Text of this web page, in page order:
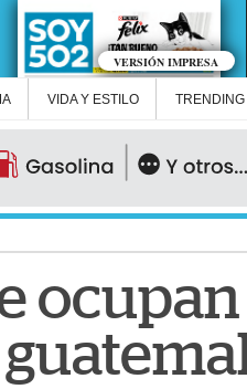
VERSIÓN IMPRESA
VIDA Y ESTILO TRENDING
ocupan